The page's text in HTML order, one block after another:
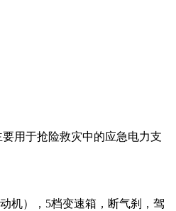
用于抢险救灾中的应急电力支
机），5档变速箱，断气刹，驾